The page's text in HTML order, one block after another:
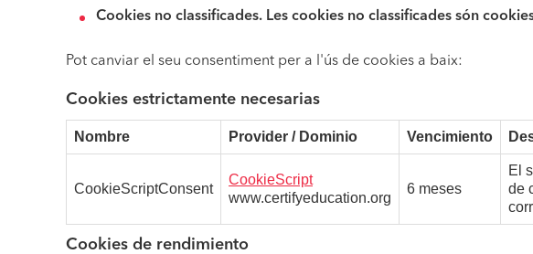
Cookies no classificades. Les cookies no classificades són
Pot canviar el seu consentiment per a l'ús de cookies a baix:
Cookies estrictamente necesarias
Nombre Provider / Dominio Vencimiento
CookieScriptConsent
CookieScript
www.certifyeducation.org
6 meses
El
de
Cookies de rendimiento